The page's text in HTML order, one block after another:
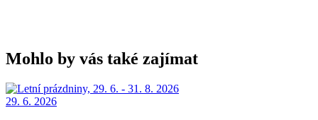
Mohlo by vás také zajímat
29. 6. 2026